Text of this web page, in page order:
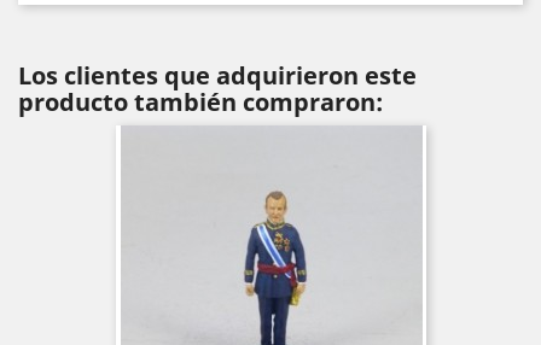
Los clientes que adquirieron este
producto también compraron: